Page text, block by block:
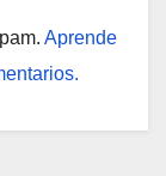
Aprende